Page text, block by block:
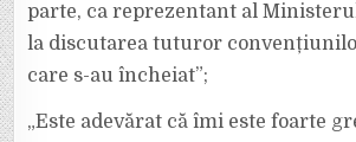
parte, ca reprezentant al
la discutarea tuturor
care s-au încheiat”;
„Este adevărat că îmi este foarte